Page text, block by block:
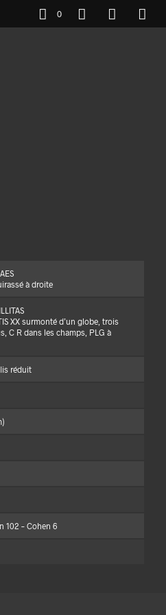
0
à droite
XX surmonté d’un globe, trois
C R dans les champs, PLG à
réduit
102 – Cohen 6